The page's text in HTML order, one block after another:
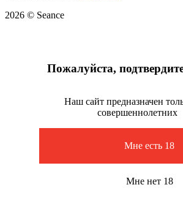
2026 © Seance
Пожалуйста,
Наш сайт предназначен
совершеннолетних
Мне есть 18
Мне нет 18